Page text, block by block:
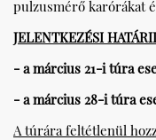
pulzusmérő karórákat
JELENTKEZÉSI
- a március 21-i túra
- a március 28-i túra
A túrára feltétlenül